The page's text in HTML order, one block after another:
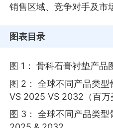
销售区域、竞争对手及市
图表目录
图 1： 骨科石膏衬垫产品
图 2： 全球不同产品类
VS 2025 VS 2032（百万
图 3： 全球不同产品类